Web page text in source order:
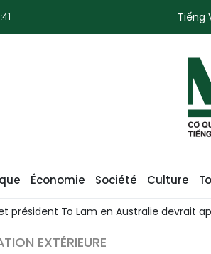
Tiếng
Économie Société Culture
président To Lam en Australie devrait
EXTÉRIEURE